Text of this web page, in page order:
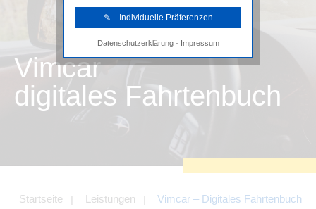
Vimcar
digitales Fahrtenbuch
Startseite Leistungen Vimcar – Digitales Fahrtenbuch
✎ Individuelle Präferenzen
Notwendige Cookies
Diese Cookies sind erforderlich, um die
Tracking- und Targeting-Cookies
Diese Cookies sind erforderlich, um
Angebotes einschließlich der
Angeboten von z.B. Facebook und
LinkedIn.
Datenschutzerklärung· Impressum